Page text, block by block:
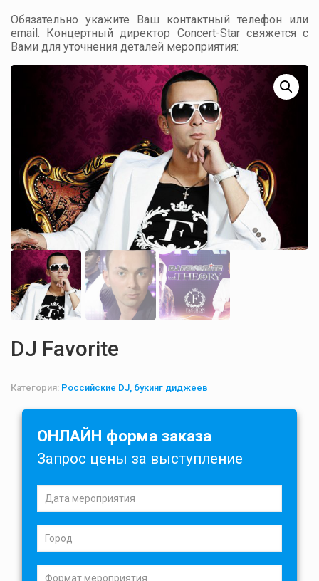
Обязательно укажите Ваш контактный телефон или
email. Концертный директор Concert-Star свяжется с
Вами для уточнения деталей мероприятия:
DJ Favorite
Категория: Российские DJ, букинг диджеев
ОНЛАЙН форма заказа
Запрос цены за выступление